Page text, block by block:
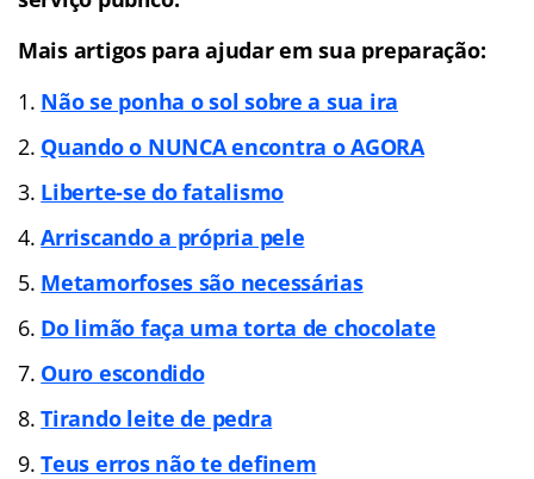
Mais artigos para ajudar em sua preparação:
Não se ponha o sol sobre a sua ira
Quando o NUNCA encontra o AGORA
Liberte-se do fatalismo
Arriscando a própria pele
Metamorfoses são necessárias
Do limão faça uma torta de chocolate
Ouro escondido
Tirando leite de pedra
Teus erros não te definem